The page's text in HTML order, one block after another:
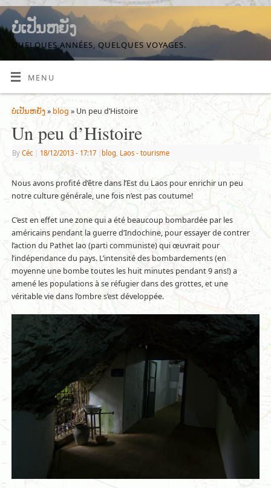
ບໍ່ເປັນຫຍັງ
QUELQUES ANNÉES, QUELQUES VOYAGES.
MENU
ບໍ່ເປັນຫຍັງ» blog » Un peu d’Histoire
Un peu d’Histoire
By Céc 18/12/2013 - 17:17 blog, Laos - tourisme
Nous avons profité d’être dans l’Est du Laos pour enrichir un peu
notre culture générale, une fois n’est pas coutume!
C’est en effet une zone qui a été beaucoup bombardée par les
américains pendant la guerre d’Indochine, pour essayer de contrer
l’action du Pathet lao (parti communiste) qui œuvrait pour
l’indépendance du pays. L’intensité des bombardements (en
moyenne une bombe toutes les huit minutes pendant 9 ans!) a
amené les populations à se réfugier dans des grottes, et une
véritable vie dans l’ombre s’est développée.